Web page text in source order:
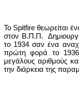
Το Spitfire θεωρείται
στον Β.Π.Π.
το 1934 σαν ένα
πρώτη φορά το
μεγάλους αριθμούς
την διάρκεια της